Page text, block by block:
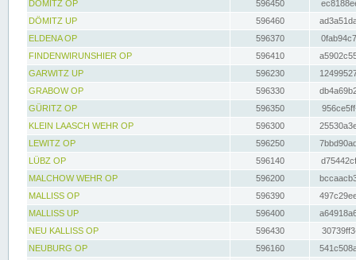
DÖMITZ OP
596450
DÖMITZ UP
596460
ELDENA OP
596370
FINDENWIRUNSHIER OP
596410
GARWITZ UP
596230
GRABOW OP
596330
GÜRITZ OP
596350
KLEIN LAASCH WEHR OP
596300
LEWITZ OP
596250
LÜBZ OP
596140
MALCHOW WEHR OP
596200
MALLISS OP
596390
MALLISS UP
596400
NEU KALLISS OP
596430
NEUBURG OP
596160